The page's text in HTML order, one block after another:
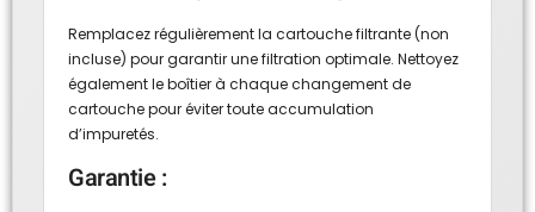
Remplacez régulièrement la cartouche filtrante (non
incluse) pour garantir une filtration optimale. Nettoyez
également le boîtier à chaque changement de
cartouche pour éviter toute accumulation
d’impuretés.
Garantie :